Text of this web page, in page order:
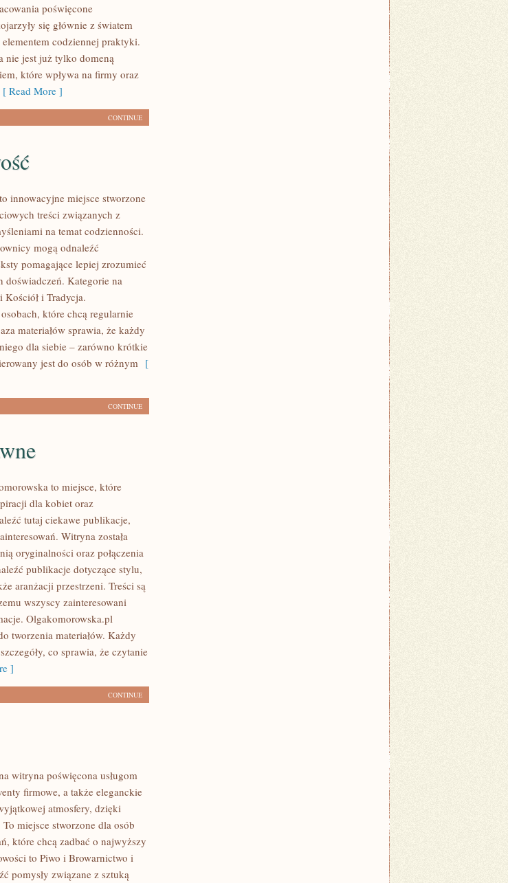
poświęcone
się głównie z światem
codziennej praktyki.
nie jest już tylko domeną
które wpływa na firmy oraz
[ Read More ]
CONTINUE
innowacyjne miejsce stworzone
treści związanych z
na temat codzienności.
mogą odnaleźć
pomagające lepiej zrozumieć
doświadczeń. Kategorie na
i Tradycja.
które chcą regularnie
materiałów sprawia, że każdy
dla siebie – zarówno krótkie
jest do osób w różnym [
CONTINUE
to miejsce, które
dla kobiet oraz
tutaj ciekawe publikacje,
Witryna została
oryginalności oraz połączenia
publikacje dotyczące stylu,
aranżacji przestrzeni. Treści są
wszyscy zainteresowani
Olgakomorowska.pl
tworzenia materiałów. Każdy
co sprawia, że czytanie
]
CONTINUE
witryna poświęcona usługom
firmowe, a także eleganckie
atmosfery, dzięki
miejsce stworzone dla osób
które chcą zadbać o najwyższy
to Piwo i Browarnictwo i
pomysły związane z sztuką